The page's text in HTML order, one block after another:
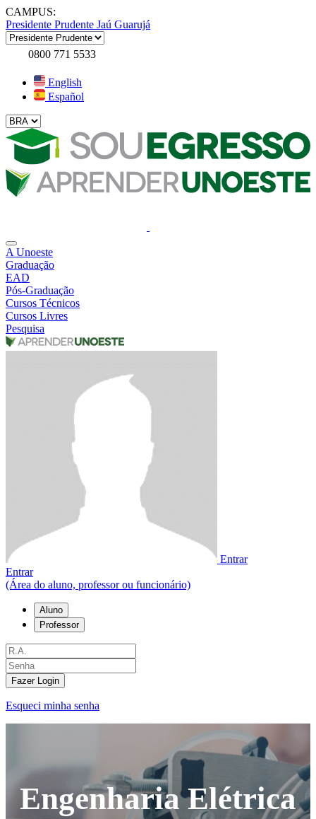
CAMPUS:
Presidente Prudente Jaú Guarujá
0800 771 5533
English
Español
A Unoeste
Graduação
EAD
Pós-Graduação
Cursos Técnicos
Cursos Livres
Pesquisa
Entrar
Entrar
(Área do aluno, professor ou funcionário)
Aluno
Professor
Fazer Login
Esqueci minha senha
Engenharia Elétrica